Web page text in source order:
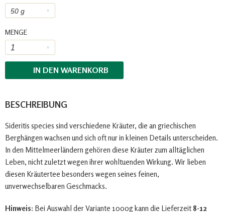
MENGE
IN DEN WARENKORB
BESCHREIBUNG
Sideritis species sind verschiedene Kräuter, die an griechischen
Berghängen wachsen und sich oft nur in kleinen Details unterscheiden.
In den Mittelmeerländern gehören diese Kräuter zum alltäglichen
Leben, nicht zuletzt wegen ihrer wohltuenden Wirkung. Wir lieben
diesen Kräutertee besonders wegen seines feinen,
unverwechselbaren Geschmacks.
Hinweis: Bei Auswahl der Variante 1000g kann die Lieferzeit 8-12